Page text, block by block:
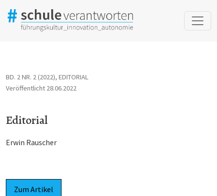
BD. 2 NR. 2 (2022), EDITORIAL
Editorial
Veröffentlicht 28.06.2022
Erwin Rauscher
Zum Artikel